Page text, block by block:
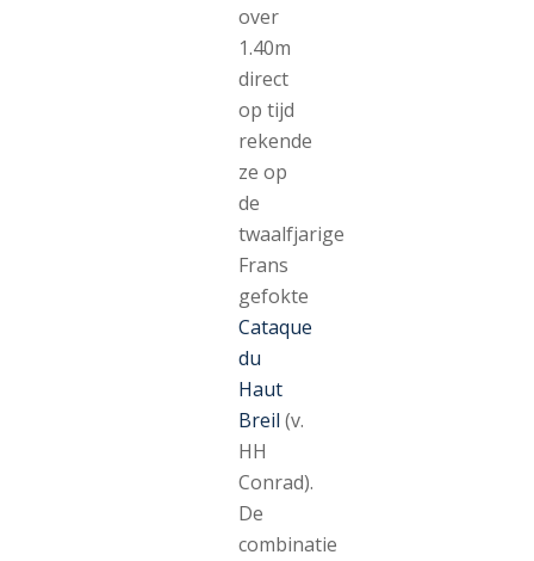
over
1.40m
direct
op tijd
rekende
ze op
de
twaalfjarige
Frans
gefokte
Cataque
du
Haut
Breil (v.
HH
Conrad).
De
combinatie